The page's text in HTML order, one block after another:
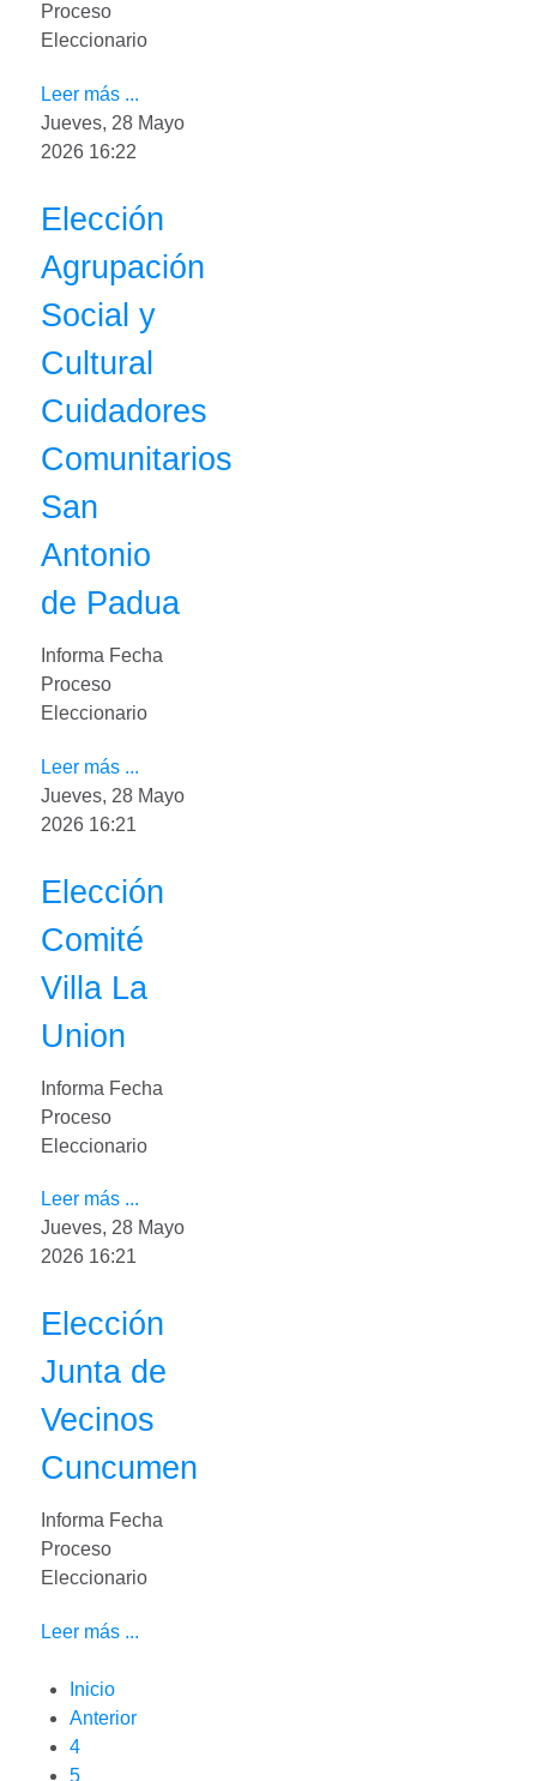
Proceso
Eleccionario
Leer más ...
Jueves, 28 Mayo
2026 16:22
Elección
Agrupación
Social y
Cultural
Cuidadores
Comunitarios
San
Antonio
de Padua
Informa Fecha
Proceso
Eleccionario
Leer más ...
Jueves, 28 Mayo
2026 16:21
Elección
Comité
Villa La
Union
Informa Fecha
Proceso
Eleccionario
Leer más ...
Jueves, 28 Mayo
2026 16:21
Elección
Junta de
Vecinos
Cuncumen
Informa Fecha
Proceso
Eleccionario
Leer más ...
Inicio
Anterior
4
5